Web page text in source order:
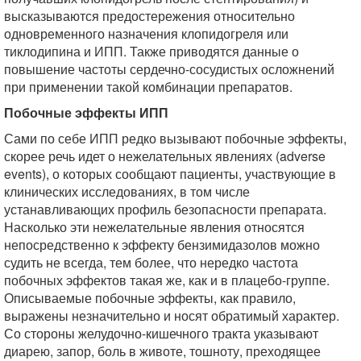
высказываются предостережения относительно
одновременного назначения клопидогреля или
тиклодипина и ИПП. Также приводятся данные о
повышение частоты сердечно-сосудистых осложнений
при применении такой комбинации препаратов.
Побочные эффекты ИПП
Сами по себе ИПП редко вызывают побочные эффекты,
скорее речь идет о нежелательных явлениях (adverse
events), о которых сообщают пациенты, участвующие в
клинических исследованиях, в том числе
устанавливающих профиль безопасности препарата.
Насколько эти нежелательные явления относятся
непосредственно к эффекту бензимидазолов можно
судить не всегда, тем более, что нередко частота
побочных эффектов такая же, как и в плацебо-группе.
Описываемые побочные эффекты, как правило,
выражены незначительно и носят обратимый характер.
Со стороны желудочно-кишечного тракта указывают
диарею, запор, боль в животе, тошноту, преходящее